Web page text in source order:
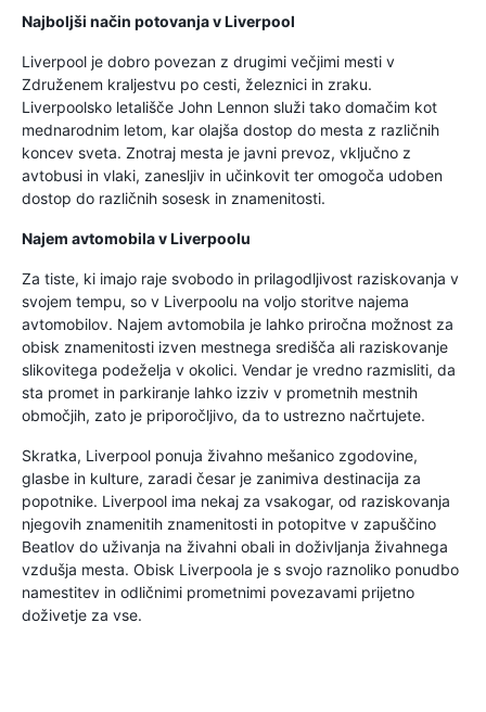
Najboljši način potovanja v Liverpool
Liverpool je dobro povezan z drugimi večjimi mesti v
Združenem kraljestvu po cesti, železnici in zraku.
Liverpoolsko letališče John Lennon služi tako domačim kot
mednarodnim letom, kar olajša dostop do mesta z različnih
koncev sveta. Znotraj mesta je javni prevoz, vključno z
avtobusi in vlaki, zanesljiv in učinkovit ter omogoča udoben
dostop do različnih sosesk in znamenitosti.
Najem avtomobila v Liverpoolu
Za tiste, ki imajo raje svobodo in prilagodljivost raziskovanja v
svojem tempu, so v Liverpoolu na voljo storitve najema
avtomobilov. Najem avtomobila je lahko priročna možnost za
obisk znamenitosti izven mestnega središča ali raziskovanje
slikovitega podeželja v okolici. Vendar je vredno razmisliti, da
sta promet in parkiranje lahko izziv v prometnih mestnih
območjih, zato je priporočljivo, da to ustrezno načrtujete.
Skratka, Liverpool ponuja živahno mešanico zgodovine,
glasbe in kulture, zaradi česar je zanimiva destinacija za
popotnike. Liverpool ima nekaj za vsakogar, od raziskovanja
njegovih znamenitih znamenitosti in potopitve v zapuščino
Beatlov do uživanja na živahni obali in doživljanja živahnega
vzdušja mesta. Obisk Liverpoola je s svojo raznoliko ponudbo
namestitev in odličnimi prometnimi povezavami prijetno
doživetje za vse.